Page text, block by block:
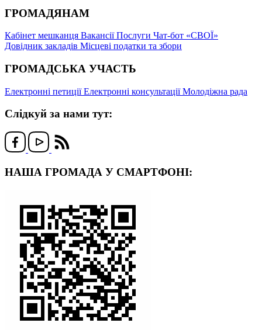
ГРОМАДЯНАМ
Кабінет мешканця ВакансіїПослуги Чат-бот «СВОЇ»
Довідник закладів Місцеві податки та збори
ГРОМАДСЬКА УЧАСТЬ
Електронні петиціїЕлектронні консультаціїМолодіжна рада
Слідкуй за нами тут:
НАША ГРОМАДА У СМАРТФОНІ: